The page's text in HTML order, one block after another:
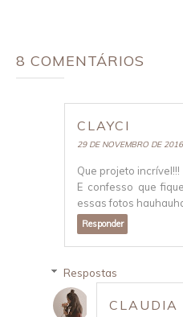
8 COMENTÁRIOS
CLAYCI
29 DE NOVEMBRO DE
Que projeto incrível!!!
E confesso que
essas fotos
Responder
Respostas
CLAUDIA